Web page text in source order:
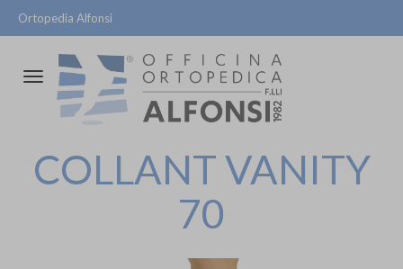
Ortopedia Alfonsi
Attiva/disattiva
navigazione
COLLANT VANITY
70